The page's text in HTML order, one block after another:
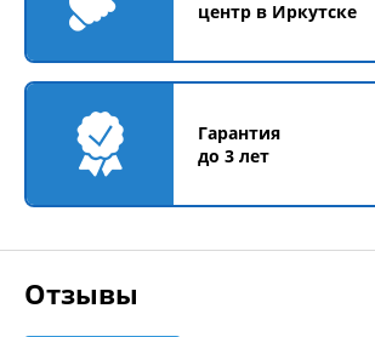
центр в Иркутске
Гарантия
до 3 лет
Отзывы